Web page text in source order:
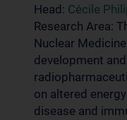
Head: Cécile
Research Area:
Nuclear
development
on altered
disease and